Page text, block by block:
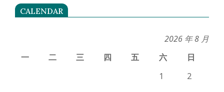
CALENDAR
2026 年 8 月
一
二 三 四 五 六
日
1
2